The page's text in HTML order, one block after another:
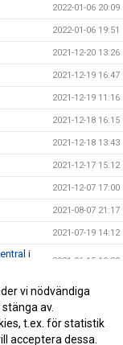
2022-01-06 20:09
2022-01-06 19:51
2021-12-20 13:26
2021-12-19 16:47
2021-12-19 11:16
2021-12-18 16:15
2021-12-18 13:43
2021-12-17 15:12
2021-12-07 17:00
2021-08-07 21:17
2021-07-19 14:12
i
2021-06-15 10:03
2021-06-06 19:18
2021-03-18 20:58
vi nödvändiga
av.
t.ex. för statistik
acceptera dessa.